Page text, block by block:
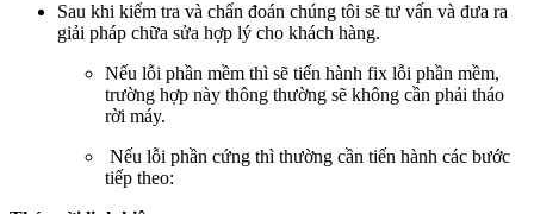
Sau khi kiểm tra và chẩn đoán chúng tôi sẽ tư vấn và đưa ra
giải pháp chữa sửa hợp lý cho khách hàng.
Nếu lỗi phần mềm thì sẽ tiến hành fix lỗi phần mềm,
trường hợp này thông thường sẽ không cần phải tháo
rời máy.
Nếu lỗi phần cứng thì thường cần tiến hành các bước
tiếp theo: